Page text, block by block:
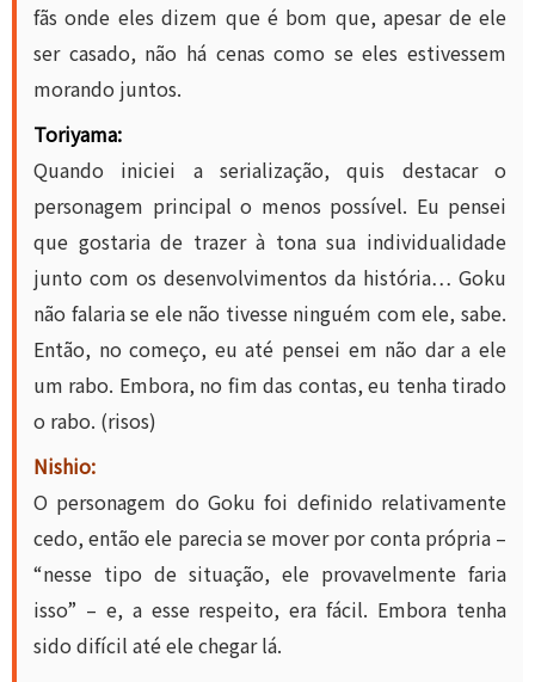
fãs onde eles dizem que é bom que, apesar de ele
ser casado, não há cenas como se eles estivessem
morando juntos.
Toriyama:
Quando iniciei a serialização, quis destacar o
personagem principal o menos possível. Eu pensei
que gostaria de trazer à tona sua individualidade
junto com os desenvolvimentos da história… Goku
não falaria se ele não tivesse ninguém com ele, sabe.
Então, no começo, eu até pensei em não dar a ele
um rabo. Embora, no fim das contas, eu tenha tirado
o rabo. (risos)
Nishio:
O personagem do Goku foi definido relativamente
cedo, então ele parecia se mover por conta própria –
“nesse tipo de situação, ele provavelmente faria
isso” – e, a esse respeito, era fácil. Embora tenha
sido difícil até ele chegar lá.